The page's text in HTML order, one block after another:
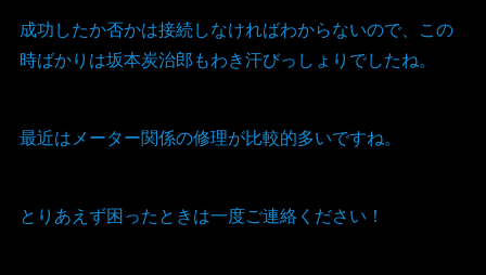
成功したか否かは接続しなければわからないので、この
時ばかりは坂本炭治郎もわき汗びっしょりでしたね。
最近はメーター関係の修理が比較的多いですね。
とりあえず困ったときは一度ご連絡ください！